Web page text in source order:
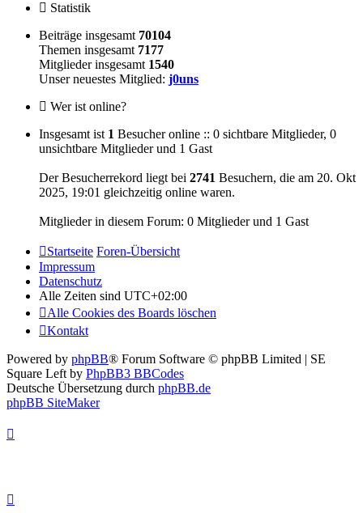
Statistik
Beiträge insgesamt 70104
Themen insgesamt 7177
Mitglieder insgesamt 1540
Unser neuestes Mitglied: j0uns
Wer ist online?
Insgesamt ist 1 Besucher online :: 0 sichtbare Mitglieder, 0
unsichtbare Mitglieder und 1 Gast
Der Besucherrekord liegt bei 2741 Besuchern, die am 20. Okt
2025, 19:01 gleichzeitig online waren.
Mitglieder in diesem Forum: 0 Mitglieder und 1 Gast
Startseite Foren-Übersicht
Impressum
Datenschutz
Alle Zeiten sind UTC+02:00
Alle Cookies des Boards löschen
Kontakt
Powered by phpBB® Forum Software © phpBB Limited | SE
Square Left by PhpBB3 BBCodes
Deutsche Übersetzung durch phpBB.de
phpBB SiteMaker